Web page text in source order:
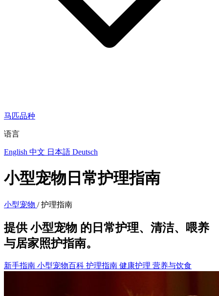
马匹品种
语言
English 中文 日本語 Deutsch
小型宠物日常护理指南
小型宠物 / 护理指南
提供 小型宠物 的日常护理、清洁、喂养
与居家照护指南。
新手指南 小型宠物百科 护理指南 健康护理 营养与饮食